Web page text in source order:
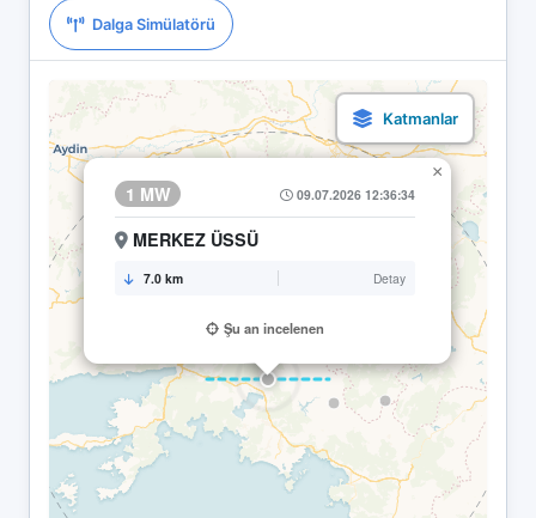
Dalga Simülatörü
1 MW 09.07.2026 12:36:34
MERKEZ ÜSSÜ
7.0 km Detay
Şu an incelenen
×